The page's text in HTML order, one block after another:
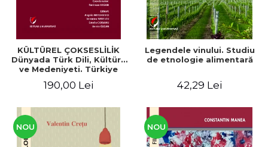
KÜLTÜREL ÇOKSESLİLİK
Dünyada Türk Dili, Kültürü
ve Medeniyeti. Türkiye
Armağan/ POLIFONII
și civilizația turcă în lume.
Centenarului
190,00 Lei
Legendele vinului. Studiu
de etnologie alimentară
42,29 Lei
NOU NOU